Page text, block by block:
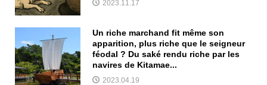
2023.11.17
Un riche marchand fit même son
apparition, plus riche que le seigneur
féodal ? Du saké rendu riche par les
navires de Kitamae...
2023.04.19